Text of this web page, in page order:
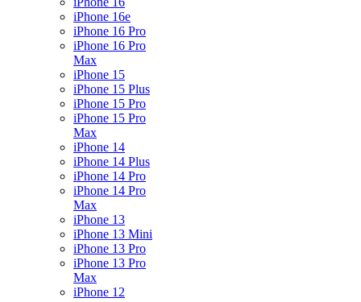
iPhone 16e
iPhone 16 Pro
iPhone 16 Pro
Max
iPhone 15
iPhone 15 Plus
iPhone 15 Pro
iPhone 15 Pro
Max
iPhone 14
iPhone 14 Plus
iPhone 14 Pro
iPhone 14 Pro
Max
iPhone 13
iPhone 13 Mini
iPhone 13 Pro
iPhone 13 Pro
Max
iPhone 12